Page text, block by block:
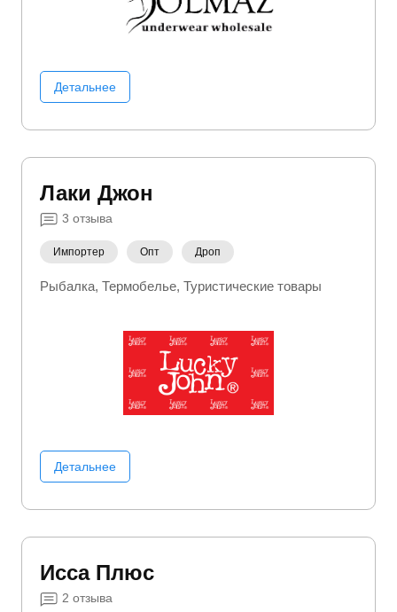
Детальнее
Лаки Джон
3 отзыва
Импортер Опт Дроп
Рыбалка Термобелье Туристические товары
Детальнее
Исса Плюс
2 отзыва